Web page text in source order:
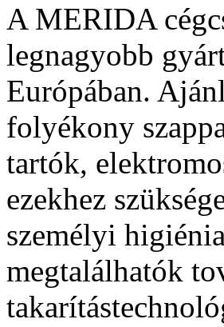
A MERIDA
legnagyobb
Európában.
folyékony
tartók,
ezekhez
személyi
megtalálhatók